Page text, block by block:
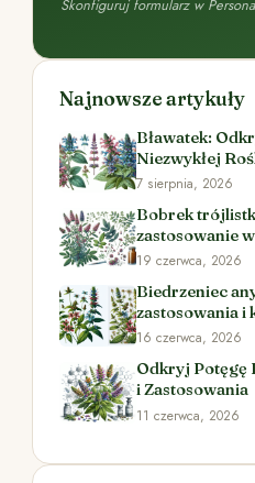
Skonfiguruj formularz w
Najnowsze artykuły
Bławatek:
Niezwykłej
7 sierpnia, 2026
Bobrek
zastosowanie w
ziołolecznictwie
19 czerwca, 2026
Biedrzeniec
zastosowania i
16 czerwca, 2026
Odkryj Potęgę
i Zastosowania
11 czerwca, 2026